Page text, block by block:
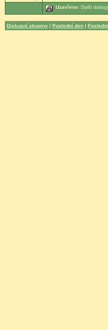
Uzavřeno: Další
Diskusní skupiny | Poslední den |